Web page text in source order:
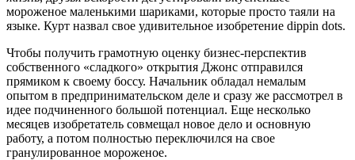
мороженое маленькими шариками, которые просто таяли на
языке. Курт назвал свое удивительное изобретение dippin dots.
Чтобы получить грамотную оценку бизнес-перспектив
собственного «сладкого» открытия Джонс отправился
прямиком к своему боссу. Начальник обладал немалым
опытом в предпринимательском деле и сразу же рассмотрел в
идее подчиненного большой потенциал. Еще несколько
месяцев изобретатель совмещал новое дело и основную
работу, а потом полностью переключился на свое
гранулированное мороженое.